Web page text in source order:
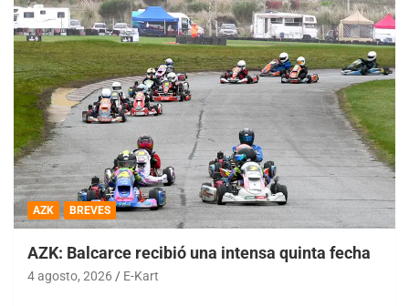
AZK BREVES
AZK: Balcarce recibió una intensa quinta fecha
4 agosto, 2026 E-Kart